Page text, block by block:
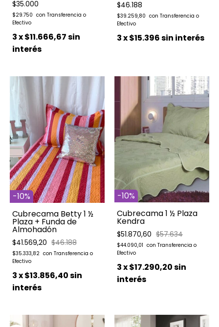
$35.000
$29.750
3x$11.666,67sin
interés
$46.188
$39.259,80
3x$15.396sin interés
-10%
Cubrecama Betty 1 ½
Plaza + Funda de
Almohadón
$41.569,20 $46.188
$35.333,82
3x$13.856,40sin
interés
-10%
Cubrecama 1 ½ Plaza
Kendra
$51.870,60 $57.634
$44.090,01
3x$17.290,20sin
interés